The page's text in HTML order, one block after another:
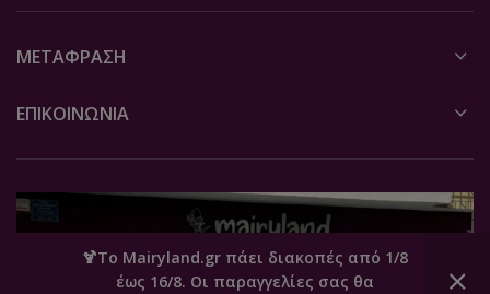
🍹Το Mairyland.gr πάει διακοπές από 1/8
έως 16/8. Οι παραγγελίες σας θα
ΜΕΤΆΦΡΑΣΗ
ΕΠΙΚΟΙΝΩΝΙΑ
0